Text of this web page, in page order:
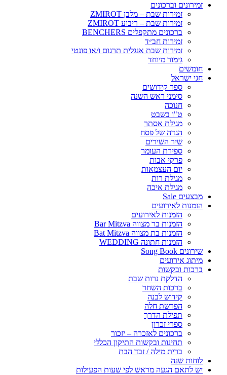
זמירונים וברכונים
זמירות שבת – מלבן ZMIROT
זמירות שבת – ריבוע ZMIROT
ברכונים מתקפלים BENCHERS
זמירות חב״ד
זמירות שבת אנגלית תרגום ו/או פונטי
גימור מיוחד
חומשים
חגי ישראל
ספר קידושים
סימני ראש השנה
חנוכה
ט"ו בשבט
מגילת אסתר
הגדה של פסח
שיר השירים
ספירת העומר
פרקי אבות
יום העצמאות
מגילת רות
מגילת איכה
מבצעים Sale
הזמנות לאירועים
הזמנות לאירועים
הזמנות בר מצווה Bar Mitzva
הזמנות בת מצווה Bat Mitzva
הזמנות חתונה WEDDING
שירונים Song Book
מיתוג אירועים
ברכות ובקשות
הדלקת נרות שבת
ברכות השחר
קידוש לבנה
הפרשת חלה
תפילת הדרך
ספרי זכרון
ברכונים לאזכרה – יזכור
תחינות ובקשות התיקון הכללי
ברית מילה / זבד הבת
לוחות שנה
יש לתאם הגעה מראש לפי שעות הפעילות